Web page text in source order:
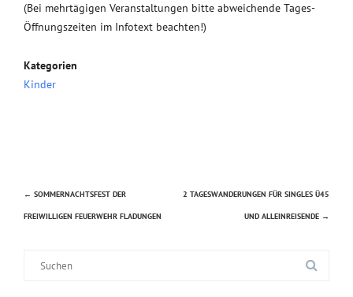
(Bei mehrtägigen Veranstaltungen bitte abweichende Tages-
Öffnungszeiten im Infotext beachten!)
Kategorien
Kinder
Beitragsnavigation
← SOMMERNACHTSFEST DER
FREIWILLIGEN FEUERWEHR FLADUNGEN
2 TAGESWANDERUNGEN FÜR SINGLES Ü45
UND ALLEINREISENDE →